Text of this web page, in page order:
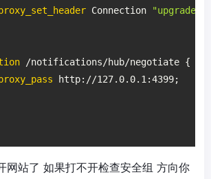
Connection "upgrade"
/notifications/hub/negotiate {
http://127.0.0.1:4399;
网站了 如果打不开检查安全组 方向你